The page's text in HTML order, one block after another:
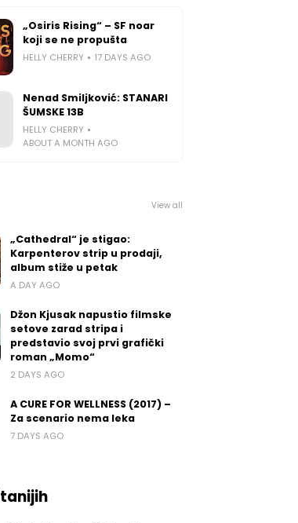
„Osiris Rising“ – SF noar
koji se ne propušta
HELLY CHERRY 17 DAYS AGO
Nenad Smiljković: STANARI
ŠUMSKE 13B
HELLY CHERRY
ABOUT A MONTH AGO
View all
„Cathedral“ je stigao:
Karpenterov strip u prodaji,
album stiže u petak
A DAY AGO
Džon Kjusak napustio filmske
setove zarad stripa i
predstavio svoj prvi grafički
roman „Momo“
2 DAYS AGO
A CURE FOR WELLNESS (2017) –
Za scenario nema leka
7 DAYS AGO